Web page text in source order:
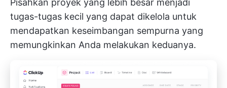
tugas-tugas kecil yang dapat dikelola untuk
mendapatkan keseimbangan sempurna yang
memungkinkan Anda melakukan keduanya.